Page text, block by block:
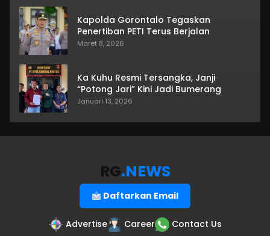
Kapolda Gorontalo Tegaskan
Penertiban PETI Terus Berjalan
Maret 8, 2026
Ka Kuhu Resmi Tersangka, Janji
“Potong Jari” Kini Jadi Bumerang
Januari 13, 2026
RG.NEWS
Daftarkan Email
Advertise Career Contact Us